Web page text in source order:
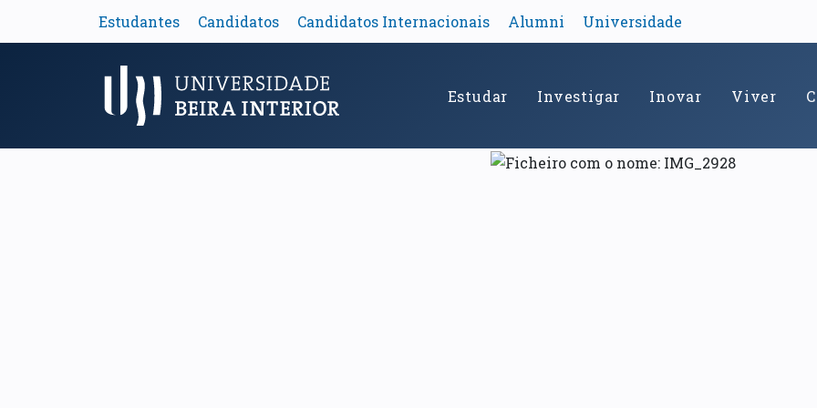
Estudantes Candidatos Candidatos Internacionais Alumni Universidade
Menu Principal Estudar Investigar Inovar Viver